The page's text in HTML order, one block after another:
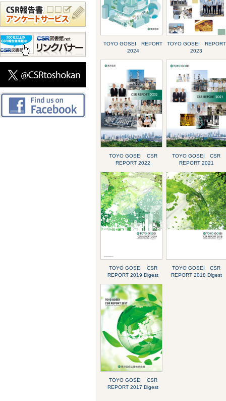
TOYO GOSEI REPORT
2024
TOYO GOSEI REPORT
2023
TOYO GOSEI CSR
REPORT 2022
TOYO GOSEI CSR
REPORT 2021
TOYO GOSEI CSR
REPORT 2019 Digest
TOYO GOSEI CSR
REPORT 2018 Digest
TOYO GOSEI CSR
REPORT 2017 Digest